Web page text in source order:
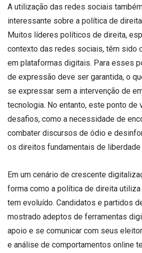
A utilização das redes sociais
interessante sobre a política de
Muitos líderes políticos de direita,
contexto das redes sociais, têm sido
em plataformas digitais. Para esses
de expressão deve ser garantida, o
se expressar sem a intervenção de
tecnologia. No entanto, este ponto de
desafios, como a necessidade de
combater discursos de ódio e
os direitos fundamentais de
Em um cenário de crescente
forma como a política de direita
tem evoluído. Candidatos e partidos
mostrado adeptos de ferramentas
apoio e se comunicar com seus
e análise de comportamentos online